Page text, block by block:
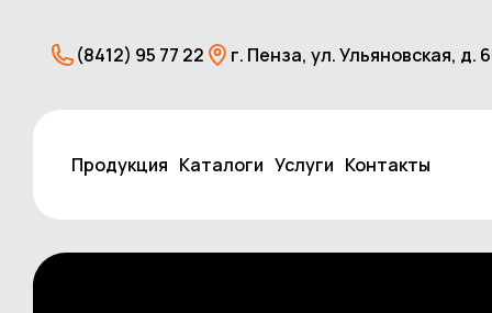
(8412) 95 77 22 г. Пенза, ул. Ульяновская, д.
Продукция Каталоги Услуги Контакты